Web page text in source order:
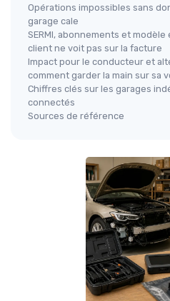
Opérations impossibles sans
garage cale
SERMI, abonnements et
client ne voit pas sur la facture
Impact pour le conducteur et
comment garder la main sur sa
Chiffres clés sur les garages
connectés
Sources de référence